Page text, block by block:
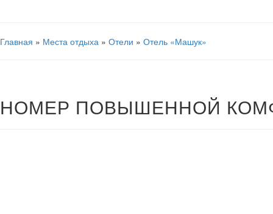
Главная » Места отдыха » Отели » Отель «Машук»
НОМЕР ПОВЫШЕННОЙ